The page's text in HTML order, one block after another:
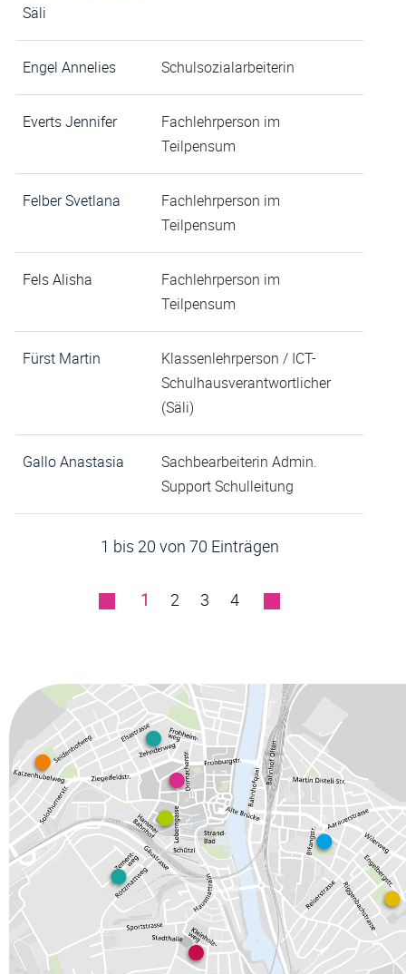
Säli
Engel Annelies Schulsozialarbeiterin
Everts Jennifer
Fachlehrperson im
Teilpensum
Felber Svetlana
Fachlehrperson im
Teilpensum
Fels Alisha
Fachlehrperson im
Teilpensum
Fürst Martin
Klassenlehrperson / ICT-
Schulhausverantwortlicher
(Säli)
Gallo Anastasia
Sachbearbeiterin Admin.
Support Schulleitung
1 bis 20 von 70 Einträgen
1 2 3 4